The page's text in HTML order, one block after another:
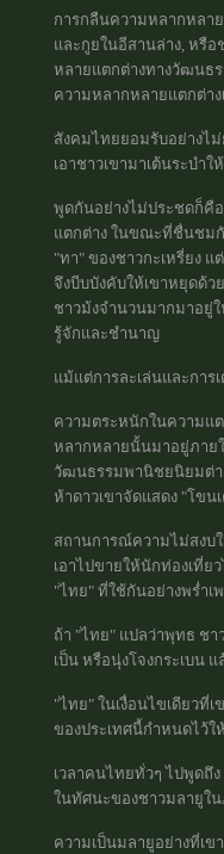
การกลืนความหลากหลา
และกูยในอีสานล่าง, หรื
หลายแตกต่างทางวัฒนธ
ความหลากหลายแตกต่า
สังคมไทยยอมรับอย่างไ
เอาชาวเขามาเต้นระบำใ
พูดกันอย่างไม่ประชดก็คื
แตกต่าง ในขณะที่ชื่นชมกั
"ทา" ของชาวกะเหรี่ยง แ
จึงบีบบังคับให้เขาหยุดด้
ชาวม้งจำนวนมากมาอยู่
รู้จักและชำนาญ
แม้แต่การละเล่นและการ
ความตระหนักในความแ
หลากหลายนั้นมาอยู่ภาย
วัฒนธรรมพานิชยนิยมต่า
ห้าดาวเขาจัดแสดง "โข
สถานการณ์ความไม่สงบ
เอาไปขายให้นักท่องเที่ย
"ไทย" ที่ใช้กันอย่างพร่ำเ
ถ้า "ไทย" แปลว่าพุทธ ชา
เป็น หรือนุ่งโจงกระเบน
"ไทย" ในเงื่อนไขเดียวที่
ของประเทศนี้กำหนดไว้ใ
เวลาคนไทยทั่วๆ ไปพูดถึ
ในทัศนะของชาวมลายูใ
ความเป็นมลายูอย่างที่เ